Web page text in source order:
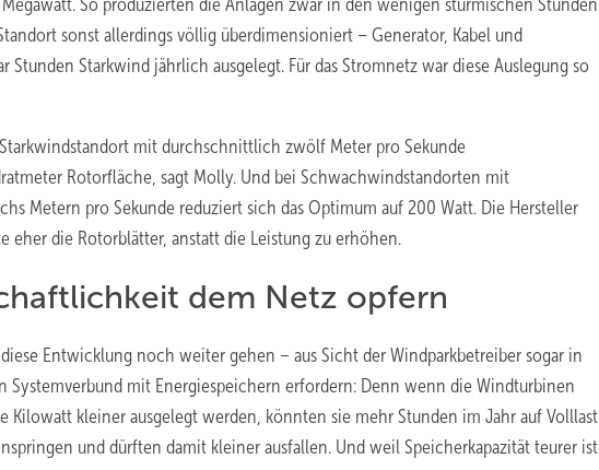
So produzierten die Anlagen zwar in den wenigen stürmischen Stunden
sonst allerdings völlig überdimensioniert – Generator, Kabel und
Starkwind jährlich ausgelegt. Für das Stromnetz war diese Auslegung so
mit durchschnittlich zwölf Meter pro Sekunde
Rotorfläche, sagt Molly. Und bei Schwachwindstandorten mit
Metern pro Sekunde reduziert sich das Optimum auf 200 Watt. Die Hersteller
eher die Rotorblätter, anstatt die Leistung zu erhöhen.
dem Netz opfern
Entwicklung noch weiter gehen – aus Sicht der Windparkbetreiber sogar in
mit Energiespeichern erfordern: Denn wenn die Windturbinen
Kilowatt kleiner ausgelegt werden, könnten sie mehr Stunden im Jahr auf Volllast
und dürften damit kleiner ausfallen. Und weil Speicherkapazität teurer ist